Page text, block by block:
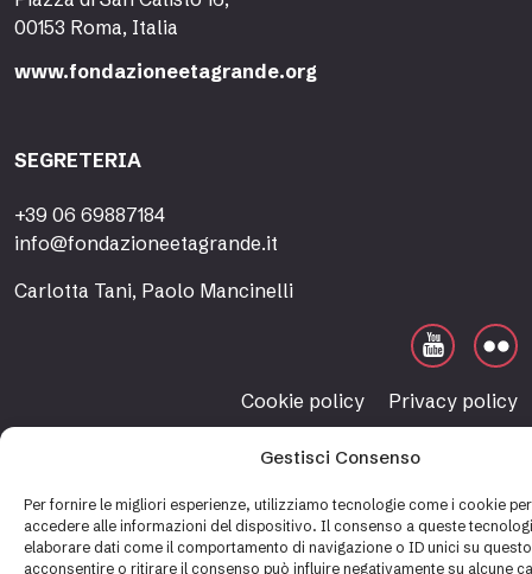
Gestisci Consenso
Per fornire le migliori esperienze, utilizziamo tecnologie come i cookie
accedere alle informazioni del dispositivo. Il consenso a queste
elaborare dati come il comportamento di navigazione o ID unici su
acconsentire o ritirare il consenso può influire negativamente su alcune
00153 Roma, Italia
www.fondazioneetagrande.org
SEGRETERIA
+39 06 69887184
info@fondazioneetagrande.it
Carlotta Tani, Paolo Mancinelli
Cookie policy Privacy policy